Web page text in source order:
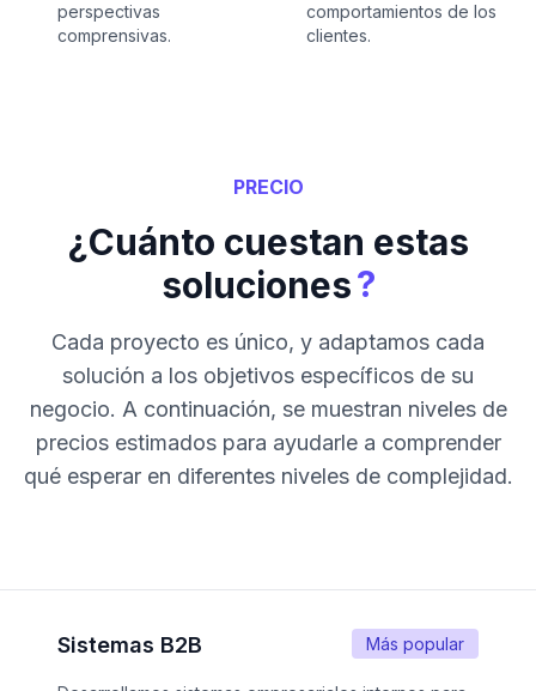
perspectivas
comprensivas.
comportamientos de los
clientes.
PRECIO
¿Cuánto cuestan estas
soluciones?
Cada proyecto es único, y adaptamos cada
solución a los objetivos específicos de su
negocio. A continuación, se muestran niveles de
precios estimados para ayudarle a comprender
qué esperar en diferentes niveles de complejidad.
Más popular
Sistemas B2B